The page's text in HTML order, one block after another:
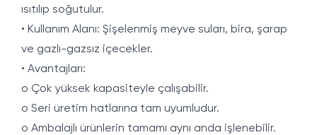
ısıtılıp soğutulur.
• Kullanım Alanı: Şişelenmiş meyve suları, bira, şarap
ve gazlı-gazsız içecekler.
• Avantajları:
o Çok yüksek kapasiteyle çalışabilir.
o Seri üretim hatlarına tam uyumludur.
o Ambalajlı ürünlerin tamamı aynı anda işlenebilir.